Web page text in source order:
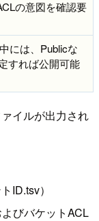
の意図を確認要
には、Publicな
すれば公開可能
イルが出力され
ID.tsv）
びバケットACL